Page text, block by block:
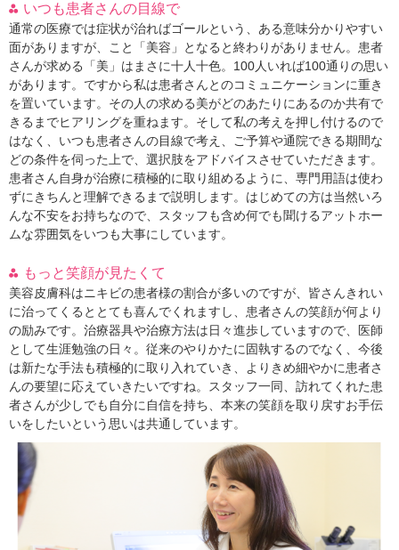
いつも患者さんの目線で
通常の医療では症状が治ればゴールという、ある意味分かりやすい
面がありますが、こと「美容」となると終わりがありません。患者
さんが求める「美」はまさに十人十色。100人いれば100通りの思い
があります。ですから私は患者さんとのコミュニケーションに重き
を置いています。その人の求める美がどのあたりにあるのか共有で
きるまでヒアリングを重ねます。そして私の考えを押し付けるので
はなく、いつも患者さんの目線で考え、ご予算や通院できる期間な
どの条件を伺った上で、選択肢をアドバイスさせていただきます。
患者さん自身が治療に積極的に取り組めるように、専門用語は使わ
ずにきちんと理解できるまで説明します。はじめての方は当然いろ
んな不安をお持ちなので、スタッフも含め何でも聞けるアットホー
ムな雰囲気をいつも大事にしています。
もっと笑顔が見たくて
美容皮膚科はニキビの患者様の割合が多いのですが、皆さんきれい
に治ってくるととても喜んでくれますし、患者さんの笑顔が何より
の励みです。治療器具や治療方法は日々進歩していますので、医師
として生涯勉強の日々。従来のやりかたに固執するのでなく、今後
は新たな手法も積極的に取り入れていき、よりきめ細やかに患者さ
んの要望に応えていきたいですね。スタッフ一同、訪れてくれた患
者さんが少しでも自分に自信を持ち、本来の笑顔を取り戻すお手伝
いをしたいという思いは共通しています。